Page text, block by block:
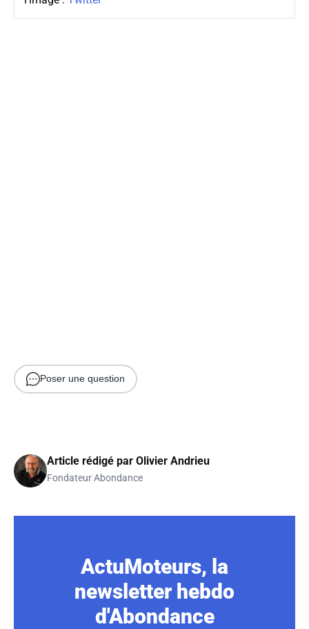
Poser une question
Article rédigé par Olivier Andrieu
Fondateur Abondance
ActuMoteurs, la
newsletter hebdo
d'Abondance